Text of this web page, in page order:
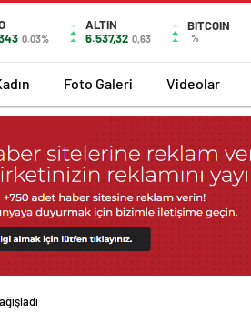
0.03%
ALTIN
6.537,32 0,63
BITCOIN
%
Foto Galeri Videolar